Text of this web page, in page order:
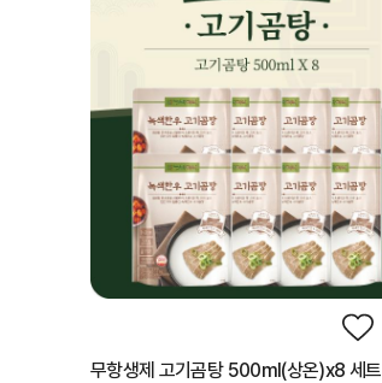
무항생제 고기곰탕 500ml(상온)x8 세트